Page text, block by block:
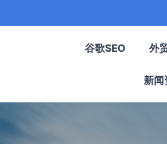
谷歌SEO 外
新闻